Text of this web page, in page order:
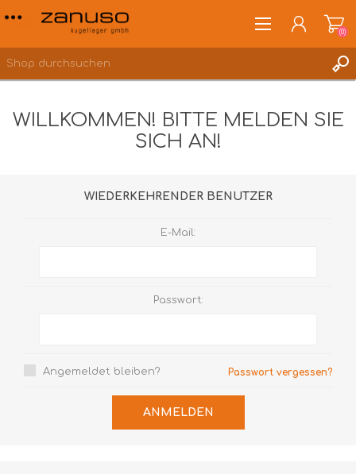
(0)
WILLKOMMEN! BITTE MELDEN SIE
SICH AN!
WIEDERKEHRENDER BENUTZER
E-Mail:
Passwort:
Angemeldet bleiben? Passwort vergessen?
ANMELDEN